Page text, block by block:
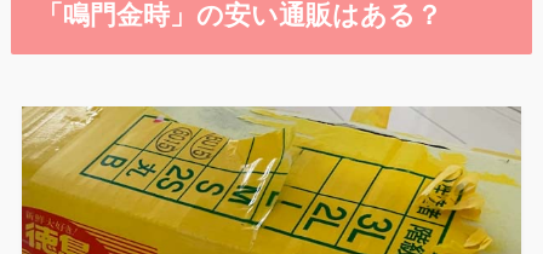
「鳴門金時」の安い通販はある？